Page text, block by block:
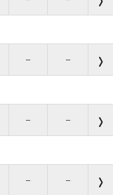
– –
– –
– –